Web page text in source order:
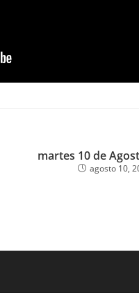
martes 10 de
agosto 10,